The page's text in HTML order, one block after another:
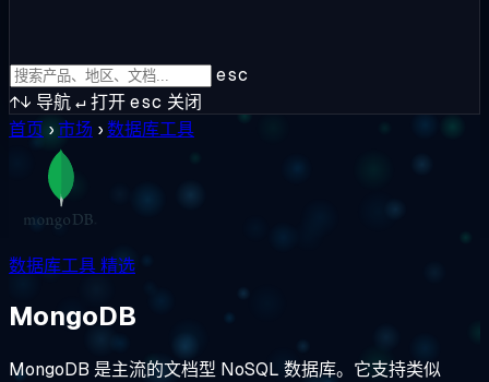
esc
↑↓ 导航↵打开esc 关闭
首页 ›市场 ›数据库工具
数据库工具精选
MongoDB
MongoDB 是主流的文档型 NoSQL 数据库。它支持类似